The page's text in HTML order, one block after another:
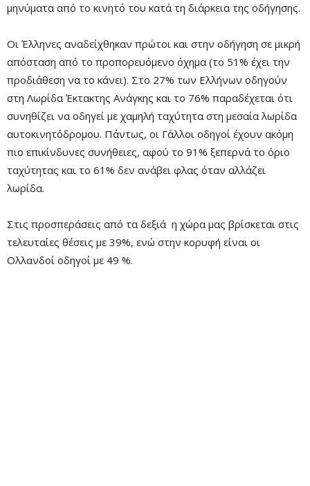
μηνύματα από το κινητό του κατά τη διάρκεια της οδήγησης.
Oι Έλληνες αναδείχθηκαν πρώτοι και στην οδήγηση σε μικρή
απόσταση από το προπορευόμενο όχημα (το 51% έχει την
προδιάθεση να το κάνει). Στο 27% των Ελλήνων οδηγούν
στη Λωρίδα Έκτακτης Ανάγκης και το 76% παραδέχεται ότι
συνηθίζει να οδηγεί με χαμηλή ταχύτητα στη μεσαία λωρίδα
αυτοκινητόδρομου. Πάντως, οι Γάλλοι οδηγοί έχουν ακόμη
πιο επικίνδυνες συνήθειες, αφού το 91% ξεπερνά το όριο
ταχύτητας και το 61% δεν ανάβει φλας όταν αλλάζει
λωρίδα.
Στις προσπεράσεις από τα δεξιά η χώρα μας βρίσκεται στις
τελευταίες θέσεις με 39%, ενώ στην κορυφή είναι οι
Ολλανδοί οδηγοί με 49 %.